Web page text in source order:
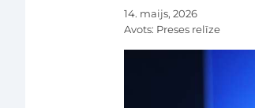
14. maijs, 2026
Avots: Preses relīze